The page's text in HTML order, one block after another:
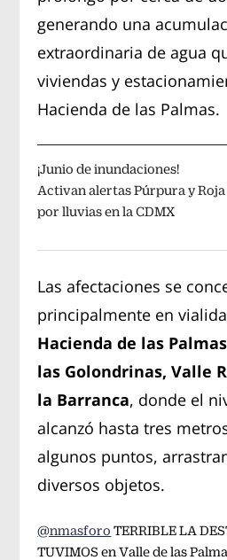
generando una
extraordinaria de agua
viviendas y
Hacienda de las Palmas.
¡Junio de inundaciones!
Activan alertas Púrpura y Roja
por lluvias en la CDMX
Las afectaciones se
principalmente en
Hacienda de las
las Golondrinas, Valle
la Barranca, donde el
alcanzó hasta tres
algunos puntos,
diversos objetos.
@nmasforo TERRIBLE LA
TUVIMOS en Valle de las